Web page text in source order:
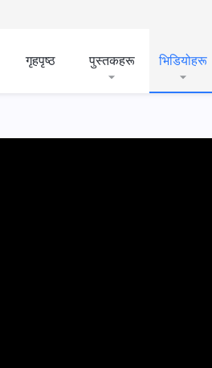
गृहपृष्ठ पुस्तकहरू भिडियोहरू